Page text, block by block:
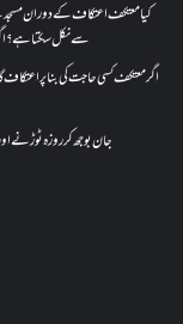
کیا معتکف اعتکاف کے دوران
سے نکل سکتا ہے؟
اگر معتکف کسی حاجت کی بنا پر
جان بوجھ کر روزہ